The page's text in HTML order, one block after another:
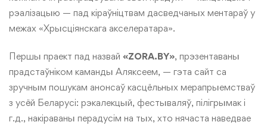
рэалізацыю — пад кіраўніцтвам дасведчаных ментараў у
межах «Хрысціянскага акселератара».
Першы праект пад назвай «ZORA.BY», прэзентаваны
прадстаўніком каманды Аляксеем, — гэта сайт са
зручным пошукам анонсаў касцёльных мерапрыемстваў
з усёй Беларусі: рэкалекцый, фестываляў, пілігрымак і
г.д., накіраваны перадусім на тых, хто нячаста наведвае